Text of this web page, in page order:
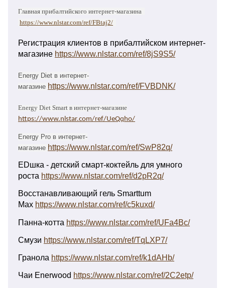
Главная прибалтийского интернет-магазина
https://www.nlstar.com/ref/FBtaj2/
Регистрация клиентов в прибалтийском интернет-
магазине https://www.nlstar.com/ref/8jS9S5/
Energy Diet в интернет-
магазине https://www.nlstar.com/ref/FVBDNK/
Energy Diet Smart в интернет-магазине
https://www.nlstar.com/ref/UeQqho/
Energy Pro в интернет-
магазине https://www.nlstar.com/ref/SwP82q/
EDшка - детский смарт-коктейль для умного
роста https://www.nlstar.com/ref/d2pR2q/
Восстанавливающий гель Smarttum
Max https://www.nlstar.com/ref/c5kuxd/
Панна-котта https://www.nlstar.com/ref/UFa4Bc/
Смузи https://www.nlstar.com/ref/TqLXP7/
Гранола https://www.nlstar.com/ref/k1dAHb/
Чаи Enerwood https://www.nlstar.com/ref/2C2etp/